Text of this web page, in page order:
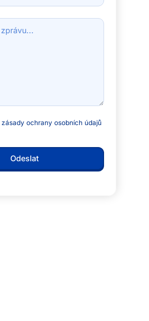
zásady ochrany osobních údajů